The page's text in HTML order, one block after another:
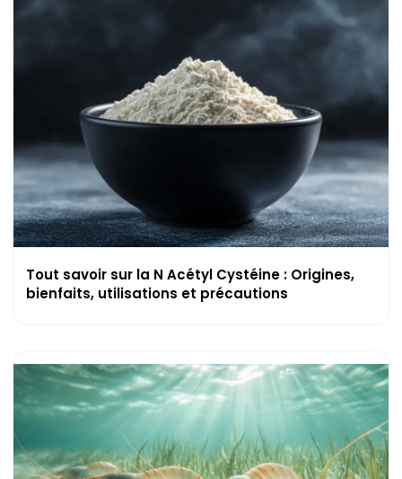
Tout savoir sur la N Acétyl Cystéine : Origines,
bienfaits, utilisations et précautions